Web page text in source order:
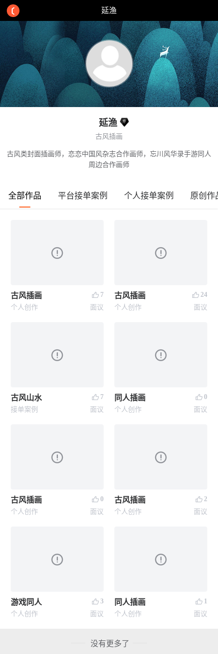
延渔
延渔
古风插画
古风类封面插画师，恋恋中国风杂志合作画师，忘川风华录手游同人
周边合作画师
全部作品 平台接单案例 个人接单案例 原创作
古风插画
7
个人创作
面议
古风插画
24
个人创作
面议
古风山水
7
接单案例
面议
同人插画
0
个人创作
面议
古风插画
0
个人创作
面议
古风插画
2
个人创作
面议
游戏同人
3
个人创作
面议
同人插画
1
个人创作
面议
没有更多了